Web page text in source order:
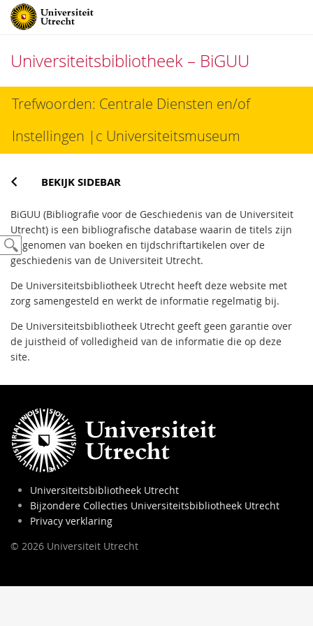
Universiteitsbibliotheek – BiGUU
naar
inhoud
Trefwoorden: Centrale Diensten en/of
Instellingen |c Universiteitsmuseum
BEKIJK SIDEBAR
BiGUU (Bibliografie voor de Geschiedenis van de Universiteit
Utrecht) is een bibliografische database waarin de titels zijn
opgenomen van boeken en tijdschriftartikelen over de
geschiedenis van de Universiteit Utrecht.
De Universiteitsbibliotheek Utrecht heeft deze website met
zorg samengesteld en werkt de informatie regelmatig bij.
De Universiteitsbibliotheek Utrecht geeft geen garantie over
de juistheid of volledigheid van de informatie die op deze
site.
Universiteitsbibliotheek Utrecht
Bijzondere Collecties Universiteitsbibliotheek Utrecht
Privacy verklaring
© 2026 Universiteit Utrecht